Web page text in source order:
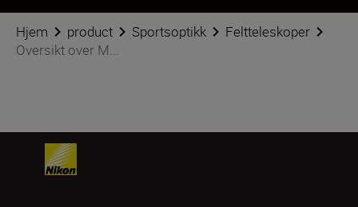
Hjem product Sportsoptikk
Feltteleskoper
Oversikt over M...